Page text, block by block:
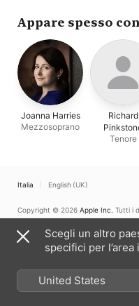
Richard Pinkstone,
Joanna Harries
Appare spesso con
Joanna Harries
Mezzosoprano
Richard
Tenore
Italia English (UK)
Copyright © 2026 Apple Inc. Tutti i
Supporto
Feedback
Scegli un altro
specifici per
United States